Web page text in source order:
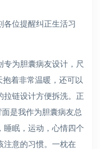
各位提醒纠正生活习
专为胆囊病友设计，尺
着非常温暖，还可以
拉链设计方便拆洗。正
是我作为胆囊病友总
睡眠，运动，心情四个
注意的习惯。一枕在